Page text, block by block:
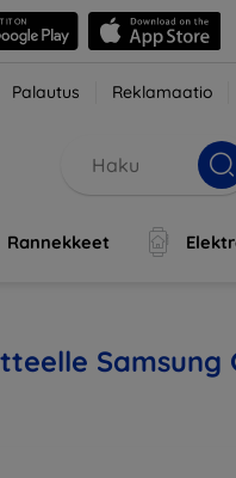
Palautus Reklamaatio
Rannekkeet
Samsung